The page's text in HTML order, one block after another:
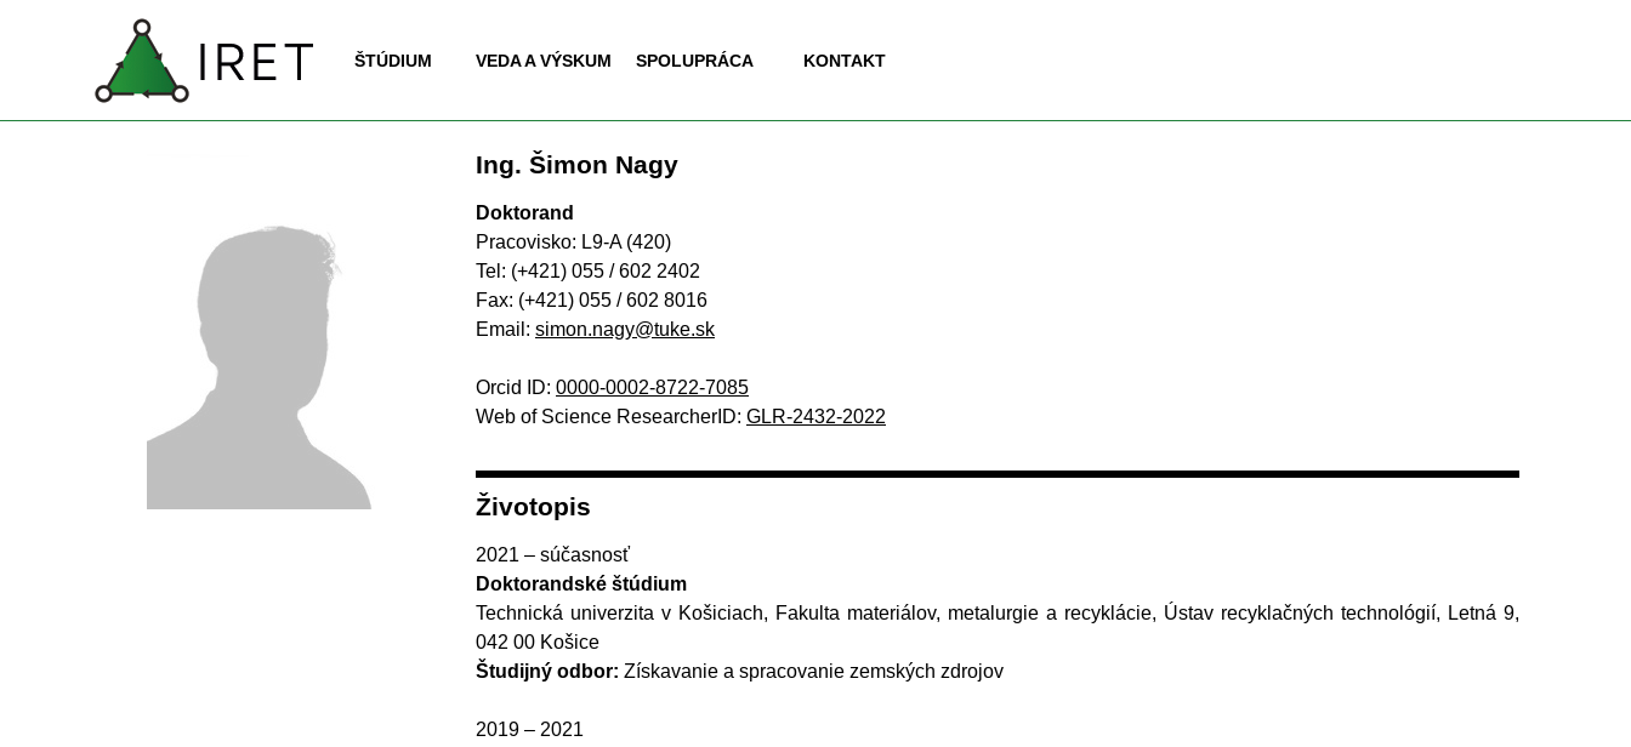
Preskočiť menu
IRET ▼
ŠTÚDIUM ▼
VEDA A VÝSKUM ▼
SPOLUPRÁCA ▼
KONTAKT
SK | EN
Ing. Šimon Nagy
Doktorand
Pracovisko: L9-A (420)
Tel: (+421) 055 / 602 2402
Fax: (+421) 055 / 602 8016
Email: simon.nagy@tuke.sk
Orcid ID: 0000-0002-8722-7085
Web of Science ResearcherID: GLR-2432-2022
Životopis
2021 – súčasnosť
Doktorandské štúdium
Technická univerzita v Košiciach, Fakulta materiálov, metalurgie a recyklácie, Ústav recyklačných technológií, Letná 9,
042 00 Košice
Študijný odbor: Získavanie a spracovanie zemských zdrojov
2019 – 2021